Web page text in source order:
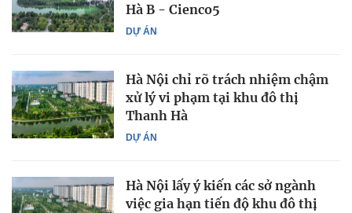
DỰ ÁN
Hà B - Cienco5
DỰ ÁN
Hà Nội chỉ rõ trách nhiệm chậm
xử lý vi phạm tại khu đô thị
Thanh Hà
Hà Nội lấy ý kiến các sở ngành
việc gia hạn tiến độ khu đô thị